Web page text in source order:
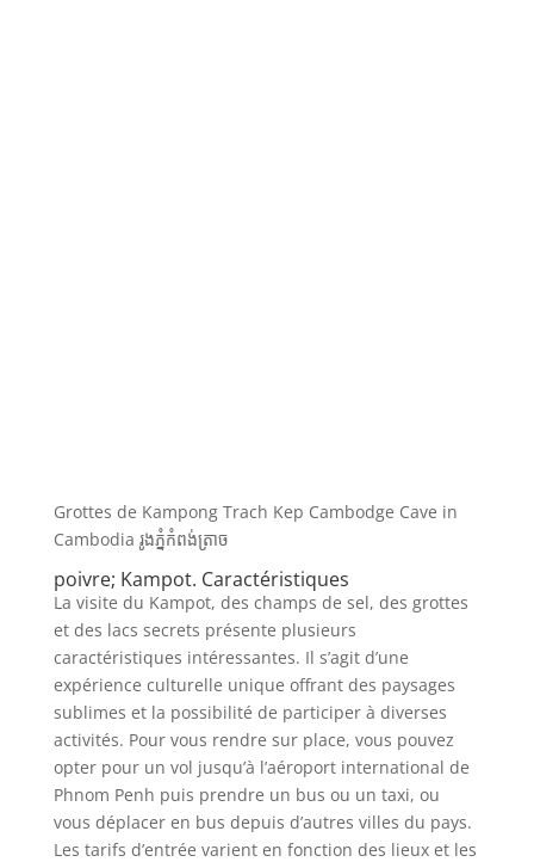
Grottes de Kampong Trach Kep Cambodge Cave in
Cambodia រូងភ្នំកំពង់ត្រាច
poivre; Kampot. Caractéristiques
La visite du Kampot, des champs de sel, des grottes
et des lacs secrets présente plusieurs
caractéristiques intéressantes. Il s’agit d’une
expérience culturelle unique offrant des paysages
sublimes et la possibilité de participer à diverses
activités. Pour vous rendre sur place, vous pouvez
opter pour un vol jusqu’à l’aéroport international de
Phnom Penh puis prendre un bus ou un taxi, ou
vous déplacer en bus depuis d’autres villes du pays.
Les tarifs d’entrée varient en fonction des lieux et les